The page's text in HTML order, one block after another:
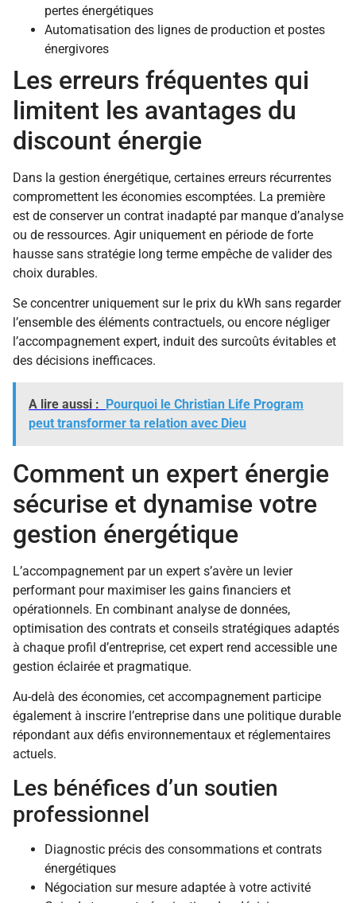
pertes énergétiques
Automatisation des lignes de production et postes
énergivores
Les erreurs fréquentes qui
limitent les avantages du
discount énergie
Dans la gestion énergétique, certaines erreurs récurrentes
compromettent les économies escomptées. La première
est de conserver un contrat inadapté par manque d’analyse
ou de ressources. Agir uniquement en période de forte
hausse sans stratégie long terme empêche de valider des
choix durables.
Se concentrer uniquement sur le prix du kWh sans regarder
l’ensemble des éléments contractuels, ou encore négliger
l’accompagnement expert, induit des surcoûts évitables et
des décisions inefficaces.
A lire aussi : Pourquoi le Christian Life Program
peut transformer ta relation avec Dieu
Comment un expert énergie
sécurise et dynamise votre
gestion énergétique
L’accompagnement par un expert s’avère un levier
performant pour maximiser les gains financiers et
opérationnels. En combinant analyse de données,
optimisation des contrats et conseils stratégiques adaptés
à chaque profil d’entreprise, cet expert rend accessible une
gestion éclairée et pragmatique.
Au-delà des économies, cet accompagnement participe
également à inscrire l’entreprise dans une politique durable
répondant aux défis environnementaux et réglementaires
actuels.
Les bénéfices d’un soutien
professionnel
Diagnostic précis des consommations et contrats
énergétiques
Négociation sur mesure adaptée à votre activité